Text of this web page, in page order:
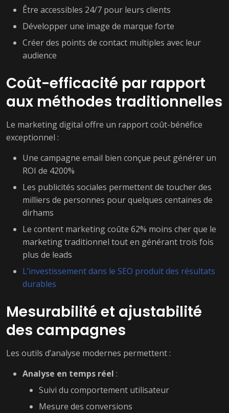
Être accessibles 24/7 pour leurs clients
Développer une image de marque forte
Créer des points de contact multiples avec leur
audience
Coût-efficacité par rapport
aux méthodes traditionnelles
Le marketing digital offre un rapport coût-bénéfice
exceptionnel :
Une campagne email bien conçue peut générer un
ROI de 4200%
Les publicités sociales permettent de toucher des
milliers de personnes pour quelques centaines de
dirhams
Le content marketing coûte 62% moins cher que le
marketing traditionnel tout en générant trois fois
plus de leads
L’investissement dans le SEO produit des résultats
durables
Mesurabilité et ajustabilité
des campagnes
Les outils d’analyse modernes permettent :
Analyse en temps réel :
Suivi du comportement utilisateur
Mesure des conversions